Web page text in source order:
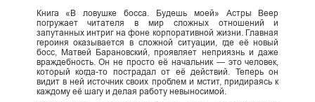
Книга «В ловушке босса. Будешь моей» Астры Веер
погружает читателя в мир сложных отношений и
запутанных интриг на фоне корпоративной жизни. Главная
героиня оказывается в сложной ситуации, где её новый
босс, Матвей Барановский, проявляет неприязнь и даже
враждебность. Он не просто её начальник — это человек,
который когда-то пострадал от её действий. Теперь он
видит в ней источник своих проблем и мстит, придираясь к
каждому её шагу и делая работу невыносимой.